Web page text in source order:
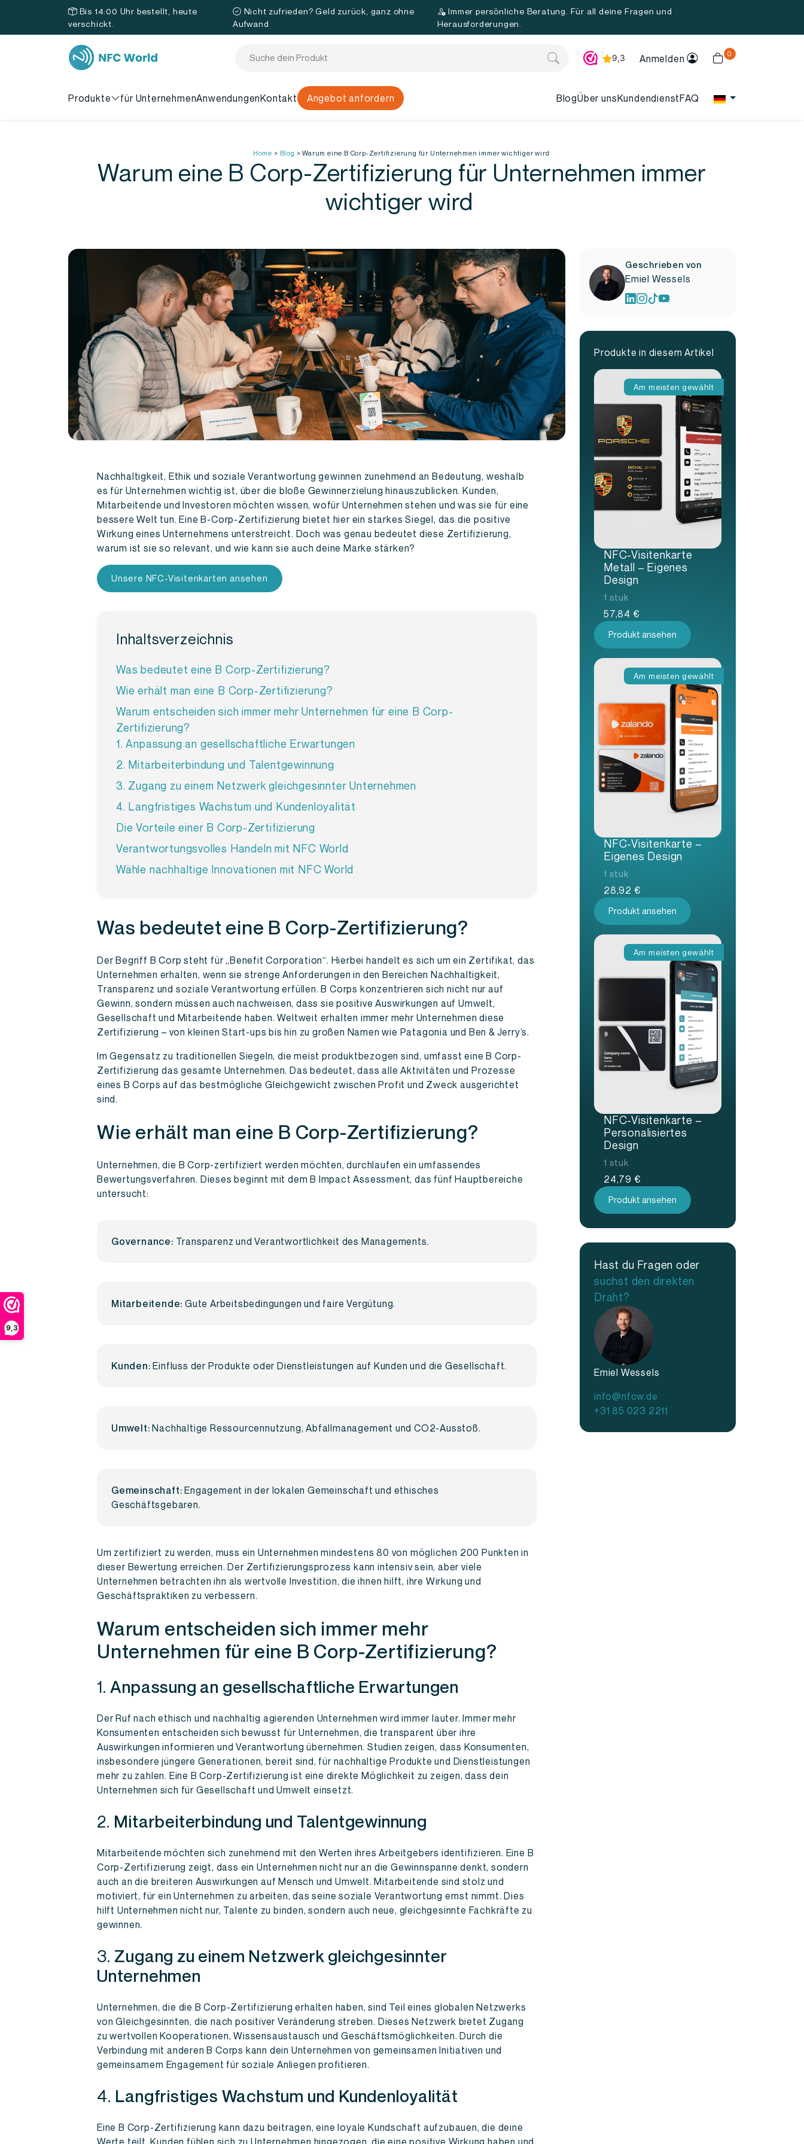
9,3
Bis 14:00 Uhr bestellt, heute
verschickt.
Nicht zufrieden? Geld zurück, ganz ohne
Aufwand
Immer persönliche Beratung. Für all deine Fragen und
Herausforderungen.
Anmelden 0
Produkte für UnternehmenAnwendungenKontakt Angebot anfordern BlogÜber unsKundendienstFAQ
Home > Blog >Warum eine B Corp-Zertifizierung für Unternehmen immer wichtiger wird
Warum eine B Corp-Zertifizierung für Unternehmen immer
wichtiger wird
Nachhaltigkeit, Ethik und soziale Verantwortung gewinnen zunehmend an Bedeutung, weshalb
es für Unternehmen wichtig ist, über die bloße Gewinnerzielung hinauszublicken. Kunden,
Mitarbeitende und Investoren möchten wissen, wofür Unternehmen stehen und was sie für eine
bessere Welt tun. Eine B-Corp-Zertifizierung bietet hier ein starkes Siegel, das die positive
Wirkung eines Unternehmens unterstreicht. Doch was genau bedeutet diese Zertifizierung,
warum ist sie so relevant, und wie kann sie auch deine Marke stärken?
Unsere NFC-Visitenkarten ansehen
Inhaltsverzeichnis
Was bedeutet eine B Corp-Zertifizierung?
Wie erhält man eine B Corp-Zertifizierung?
Warum entscheiden sich immer mehr Unternehmen für eine B Corp-
Zertifizierung?
1. Anpassung an gesellschaftliche Erwartungen
2. Mitarbeiterbindung und Talentgewinnung
3. Zugang zu einem Netzwerk gleichgesinnter Unternehmen
4. Langfristiges Wachstum und Kundenloyalität
Die Vorteile einer B Corp-Zertifizierung
Verantwortungsvolles Handeln mit NFC World
Wähle nachhaltige Innovationen mit NFC World
Was bedeutet eine B Corp-Zertifizierung?
Der Begriff B Corp steht für „Benefit Corporation“. Hierbei handelt es sich um ein Zertifikat, das
Unternehmen erhalten, wenn sie strenge Anforderungen in den Bereichen Nachhaltigkeit,
Transparenz und soziale Verantwortung erfüllen. B Corps konzentrieren sich nicht nur auf
Gewinn, sondern müssen auch nachweisen, dass sie positive Auswirkungen auf Umwelt,
Gesellschaft und Mitarbeitende haben. Weltweit erhalten immer mehr Unternehmen diese
Zertifizierung – von kleinen Start-ups bis hin zu großen Namen wie Patagonia und Ben & Jerry’s.
Im Gegensatz zu traditionellen Siegeln, die meist produktbezogen sind, umfasst eine B Corp-
Zertifizierung das gesamte Unternehmen. Das bedeutet, dass alle Aktivitäten und Prozesse
eines B Corps auf das bestmögliche Gleichgewicht zwischen Profit und Zweck ausgerichtet
sind.
Wie erhält man eine B Corp-Zertifizierung?
Unternehmen, die B Corp-zertifiziert werden möchten, durchlaufen ein umfassendes
Bewertungsverfahren. Dieses beginnt mit dem B Impact Assessment, das fünf Hauptbereiche
untersucht:
Governance: Transparenz und Verantwortlichkeit des Managements.
Mitarbeitende: Gute Arbeitsbedingungen und faire Vergütung.
Kunden: Einfluss der Produkte oder Dienstleistungen auf Kunden und die Gesellschaft.
Umwelt: Nachhaltige Ressourcennutzung, Abfallmanagement und CO2-Ausstoß.
Gemeinschaft: Engagement in der lokalen Gemeinschaft und ethisches
Geschäftsgebaren.
Um zertifiziert zu werden, muss ein Unternehmen mindestens 80 von möglichen 200 Punkten in
dieser Bewertung erreichen. Der Zertifizierungsprozess kann intensiv sein, aber viele
Unternehmen betrachten ihn als wertvolle Investition, die ihnen hilft, ihre Wirkung und
Geschäftspraktiken zu verbessern.
Warum entscheiden sich immer mehr
Unternehmen für eine B Corp-Zertifizierung?
1.Anpassung an gesellschaftliche Erwartungen
Der Ruf nach ethisch und nachhaltig agierenden Unternehmen wird immer lauter. Immer mehr
Konsumenten entscheiden sich bewusst für Unternehmen, die transparent über ihre
Auswirkungen informieren und Verantwortung übernehmen. Studien zeigen, dass Konsumenten,
insbesondere jüngere Generationen, bereit sind, für nachhaltige Produkte und Dienstleistungen
mehr zu zahlen. Eine B Corp-Zertifizierung ist eine direkte Möglichkeit zu zeigen, dass dein
Unternehmen sich für Gesellschaft und Umwelt einsetzt.
2. Mitarbeiterbindung und Talentgewinnung
Mitarbeitende möchten sich zunehmend mit den Werten ihres Arbeitgebers identifizieren. Eine B
Corp-Zertifizierung zeigt, dass ein Unternehmen nicht nur an die Gewinnspanne denkt, sondern
auch an die breiteren Auswirkungen auf Mensch und Umwelt. Mitarbeitende sind stolz und
motiviert, für ein Unternehmen zu arbeiten, das seine soziale Verantwortung ernst nimmt. Dies
hilft Unternehmen nicht nur, Talente zu binden, sondern auch neue, gleichgesinnte Fachkräfte zu
gewinnen.
3. Zugang zu einem Netzwerk gleichgesinnter
Unternehmen
Unternehmen, die die B Corp-Zertifizierung erhalten haben, sind Teil eines globalen Netzwerks
von Gleichgesinnten, die nach positiver Veränderung streben. Dieses Netzwerk bietet Zugang
zu wertvollen Kooperationen, Wissensaustausch und Geschäftsmöglichkeiten. Durch die
Verbindung mit anderen B Corps kann dein Unternehmen von gemeinsamen Initiativen und
gemeinsamem Engagement für soziale Anliegen profitieren.
4. Langfristiges Wachstum und Kundenloyalität
Eine B Corp-Zertifizierung kann dazu beitragen, eine loyale Kundschaft aufzubauen, die deine
Werte teilt. Kunden fühlen sich zu Unternehmen hingezogen, die eine positive Wirkung haben und
Geschrieben von
Emiel Wessels
Produkte in diesem Artikel
Am meisten gewählt
NFC-Visitenkarte
Metall – Eigenes
Design
1 stuk
57,84 €
Produkt ansehen
Am meisten gewählt
NFC-Visitenkarte –
Eigenes Design
1 stuk
28,92 €
Produkt ansehen
Am meisten gewählt
NFC-Visitenkarte –
Personalisiertes
Design
1 stuk
24,79 €
Produkt ansehen
Hast du Fragen oder
suchst den direkten
Draht?
Emiel Wessels
info@nfcw.de
+31 85 023 2211